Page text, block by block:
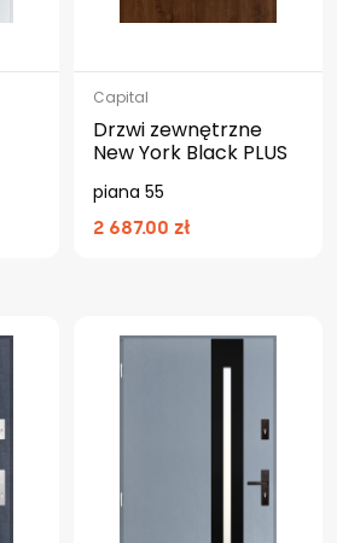
Capital
Drzwi zewnętrzne
New York Black PLUS
piana 55
2 687.00 zł